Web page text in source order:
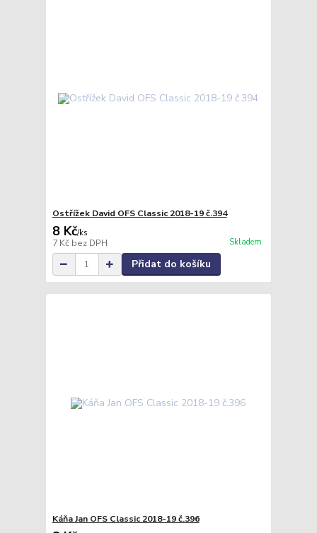
Ostřížek David OFS Classic 2018-19 č.394
8 Kč/ks
7 Kč bez DPH Skladem
Přidat do košíku
Káňa Jan OFS Classic 2018-19 č.396